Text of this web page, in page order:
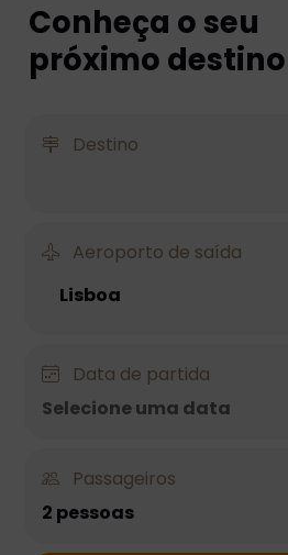
Conheça o seu
próximo destino
Destino
Aeroporto de saída
Data de partida
Selecione uma data
Passageiros
2 pessoas